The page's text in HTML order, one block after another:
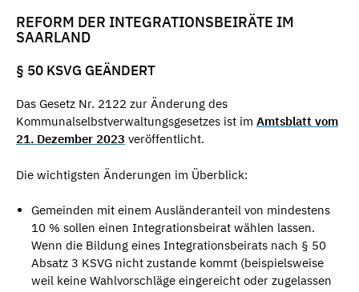
REFORM DER INTEGRATIONSBEIRÄTE IM
SAARLAND
§ 50 KSVG GEÄNDERT
Das Gesetz Nr. 2122 zur Änderung des
Kommunalselbstverwaltungsgesetzes ist im Amtsblatt vom
21. Dezember 2023 veröffentlicht.
Die wichtigsten Änderungen im Überblick:
Gemeinden mit einem Ausländeranteil von mindestens
10 % sollen einen Integrationsbeirat wählen lassen.
Wenn die Bildung eines Integrationsbeirats nach § 50
Absatz 3 KSVG nicht zustande kommt (beispielsweise
weil keine Wahlvorschläge eingereicht oder zugelassen